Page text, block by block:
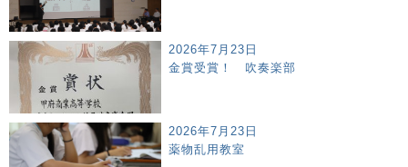
2026年7月23日
金賞受賞！ 吹奏楽部
2026年7月23日
薬物乱用教室